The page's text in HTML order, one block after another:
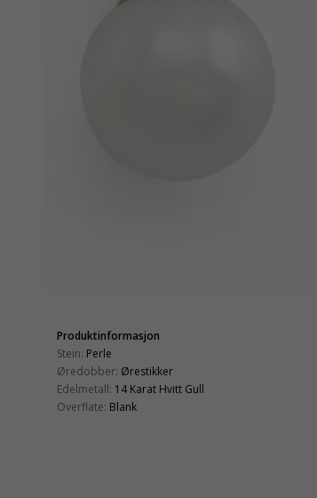
Produktinformasjon
Stein: Perle
Øredobber: Ørestikker
Edelmetall: 14 Karat Hvitt Gull
Overflate: Blank